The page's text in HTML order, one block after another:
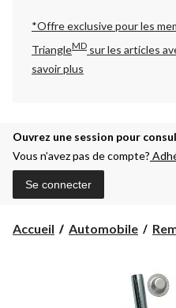
*Offre exclusive pour les
TriangleMD sur les articles
savoir plus
Ouvrez une session pour
Vous n’avez pas de compte?
Se connecter
Accueil Automobile